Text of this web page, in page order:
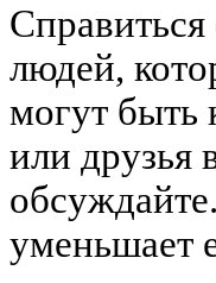
людей,
могут быть
или друзья
уменьшает